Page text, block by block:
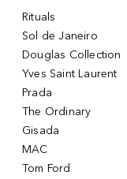
Rituals
Sol de Janeiro
Douglas Collection
Yves Saint Laurent
Prada
The Ordinary
Gisada
MAC
Tom Ford